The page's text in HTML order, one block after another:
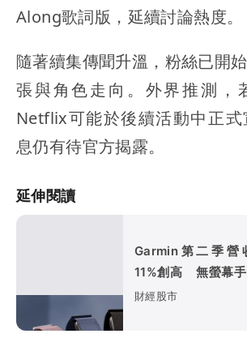
Along歌詞版，延續討論熱度。
隨著續集傳聞升溫，粉絲已開
張與角色走向。外界推測，
Netflix可能於後續活動中正
息仍有待官方揭露。
延伸閱讀
Garmin第二季營
11%創高 無螢幕手
健康市場
財經股市